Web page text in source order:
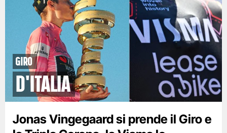
Giro
d'Italia
Jonas Vingegaard si prende il Giro e